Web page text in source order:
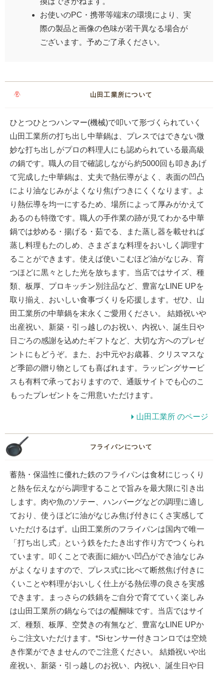
お使いのPC・携帯等端末の環境により、実
際の製品と画像の色味が若干異なる場合が
ございます。予めご了承ください。
山田工業所について
ひとつひとつハンマー(機械)で叩いて形づくられていく
山田工業所の打ち出し中華鍋は、プレスではできない微
妙な打ち出しがプロの料理人にも認められている最高級
の鍋です。職人の目で確認しながら約5000回も叩きあげ
て完成した中華鍋は、丈夫で熱伝導がよく、表面の凹凸
により油なじみがよくなり焦げつきにくくなります。よ
り熱伝導を均一にするため、場所によって厚みがかえて
あるのも特徴です。職人の手作業の跡が見てわかる中華
鍋では炒める・揚げる・茹でる、また蒸し器を載せれば
蒸し料理もたのしめ、さまざまな料理をおいしく調理す
ることができます。使えば使いこむほど油がなじみ、育
つほどに黒々とした光を放ちます。当店ではサイズ、種
類、板厚、プロキッチン別注品など、豊富なLINE UPを
取り揃え、おいしい食事づくりを応援します。ぜひ、山
田工業所の中華鍋を末永くご愛用ください。 結婚祝いや
出産祝い、新築・引っ越しのお祝い、内祝い、誕生日や
日ごろの感謝を込めたギフトなど、大切な方へのプレゼ
ントにもどうぞ。また、お中元やお歳暮、クリスマスな
ど季節の贈り物としても喜ばれます。ラッピングサービ
スも有料で承っておりますので、通販サイトでも心のこ
もったプレゼントをご用意いただけます。
山田工業所 のページ
フライパンについて
蓄熱・保温性に優れた鉄のフライパンは食材にじっくり
と熱を伝えながら調理することで旨みを最大限に引き出
します。肉や魚のソテー、ハンバーグなどの調理に適し
ており、使うほどに油がなじみ焦げ付きにくさ実感して
いただけるはず。山田工業所のフライパンは国内で唯一
「打ち出し式」という鉄をたたき出す作り方でつくられ
ています。叩くことで表面に細かい凹凸ができ油なじみ
がよくなりますので、プレス式に比べて断然焦げ付きに
くいことや料理がおいしく仕上がる熱伝導の良さを実感
できます。まっさらの鉄鍋をご自分で育てていく楽しみ
は山田工業所の鍋ならではの醍醐味です。当店ではサイ
ズ、種類、板厚、空焚きの有無など、豊富なLINE UPか
らご注文いただけます。*Siセンサー付きコンロでは空焼
き作業ができませんのでご注意ください。 結婚祝いや出
産祝い、新築・引っ越しのお祝い、内祝い、誕生日や日